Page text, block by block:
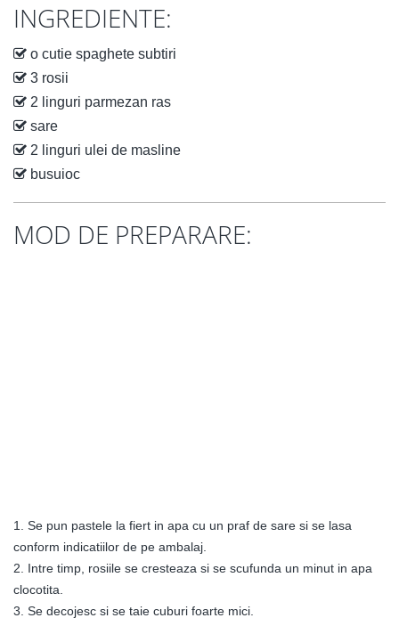
INGREDIENTE:
o cutie spaghete subtiri
3 rosii
2 linguri parmezan ras
sare
2 linguri ulei de masline
busuioc
MOD DE PREPARARE:
1. Se pun pastele la fiert in apa cu un praf de sare si se lasa
conform indicatiilor de pe ambalaj.
2. Intre timp, rosiile se cresteaza si se scufunda un minut in apa
clocotita.
3. Se decojesc si se taie cuburi foarte mici.